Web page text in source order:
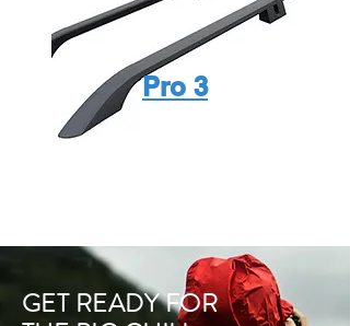
Pro 3
GET READY FOR